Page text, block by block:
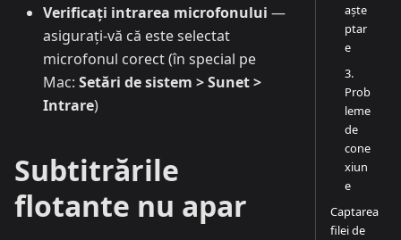
Verificați intrarea microfonului —
asigurați-vă că este selectat
microfonul corect (în special pe
Mac: Setări de sistem > Sunet >
Intrare)
Subtitrările
flotante nu apar
aște
ptar
e
3.
Prob
leme
de
cone
xiun
e
Captarea
filei de